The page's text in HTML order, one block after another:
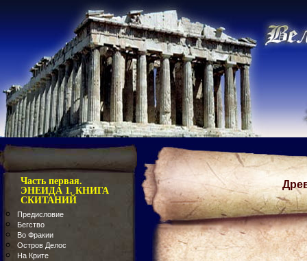
Часть первая.
ЭНЕИДА 1. КНИГА
СКИТАНИЙ
Предисловие
Бегство
Во Фракии
Остров Делос
На Крите